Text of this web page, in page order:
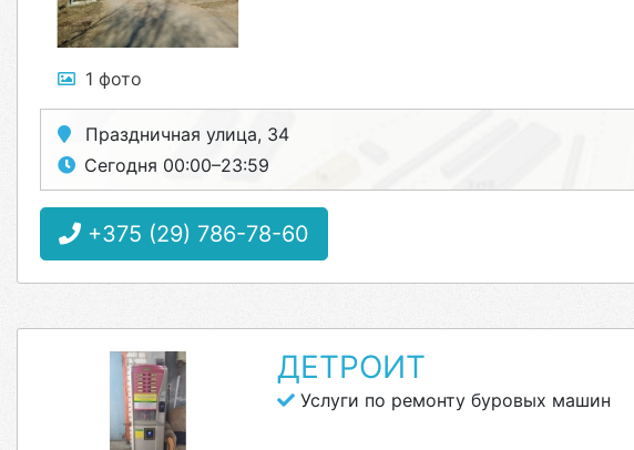
1 фото
Праздничная улица, 34
Сегодня 00:00–23:59
+375 (29) 786-78-60
ДЕТРОИТ
Услуги по ремонту буровых машин